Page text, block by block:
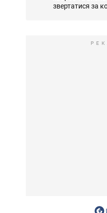
звертатися за